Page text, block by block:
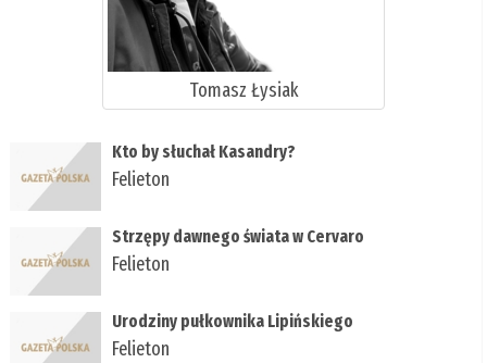
Tomasz Łysiak
Kto by słuchał Kasandry?
Felieton
Strzępy dawnego świata w Cervaro
Felieton
Urodziny pułkownika Lipińskiego
Felieton